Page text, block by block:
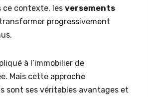
ce contexte, les versements
progressivement
à l’immobilier de
Mais cette approche
sont ses véritables avantages et